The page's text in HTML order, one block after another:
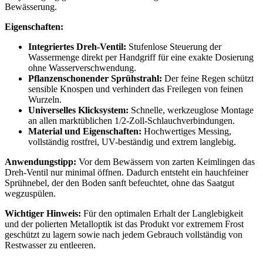
Bewässerung.
Eigenschaften:
Integriertes Dreh-Ventil: Stufenlose Steuerung der
Wassermenge direkt per Handgriff für eine exakte Dosierung
ohne Wasserverschwendung.
Pflanzenschonender Sprühstrahl: Der feine Regen schützt
sensible Knospen und verhindert das Freilegen von feinen
Wurzeln.
Universelles Klicksystem: Schnelle, werkzeuglose Montage
an allen marktüblichen 1/2-Zoll-Schlauchverbindungen.
Material und Eigenschaften: Hochwertiges Messing,
vollständig rostfrei, UV-beständig und extrem langlebig.
Anwendungstipp: Vor dem Bewässern von zarten Keimlingen das
Dreh-Ventil nur minimal öffnen. Dadurch entsteht ein hauchfeiner
Sprühnebel, der den Boden sanft befeuchtet, ohne das Saatgut
wegzuspülen.
Wichtiger Hinweis: Für den optimalen Erhalt der Langlebigkeit
und der polierten Metalloptik ist das Produkt vor extremem Frost
geschützt zu lagern sowie nach jedem Gebrauch vollständig von
Restwasser zu entleeren.